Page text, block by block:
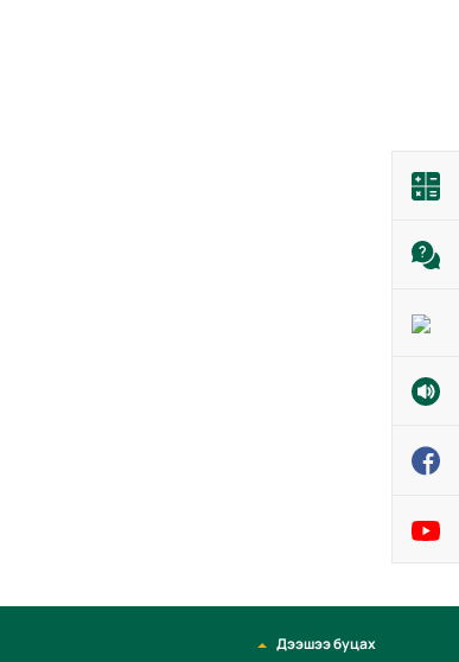
Дээшээ буцах